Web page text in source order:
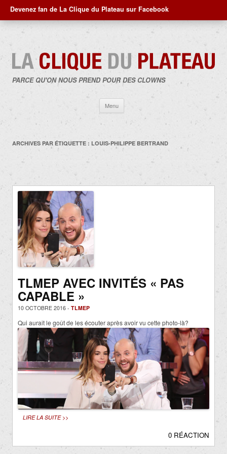
Devenez fan de La Clique du Plateau sur Facebook
PARCE QU'ON NOUS PREND POUR DES CLOWNS
Menu
contenu
ARCHIVES PAR ÉTIQUETTE : LOUIS-PHILIPPE BERTRAND
TLMEP AVEC INVITÉS « PAS
CAPABLE »
10 OCTOBRE 2016 - TLMEP
Qui aurait le goût de les écouter après avoir vu cette photo-là?
LIRE LA SUITE >>
0 RÉACTION